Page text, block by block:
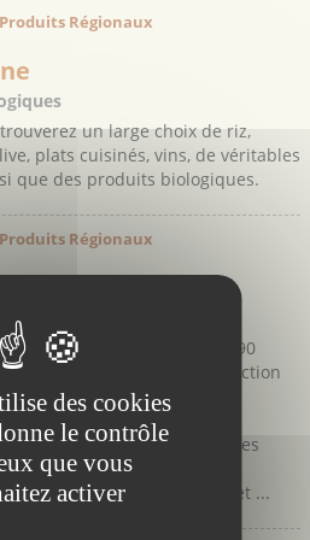
Régionaux
un large choix de riz,
plats cuisinés, vins, de véritables
que des produits biologiques.
Régionaux
Carcassonne c’est plus de 90
qui proposent leur production
et fraicheur.
de fruits et légumes,
leur expérience au service des
dans leur boutique une
et locaux de qualité élevée et ...
des cookies
le contrôle
que vous
activer